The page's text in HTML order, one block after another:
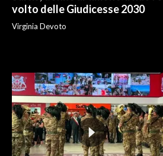
STORE
volto delle Giudicesse 2030
Virginia Devoto